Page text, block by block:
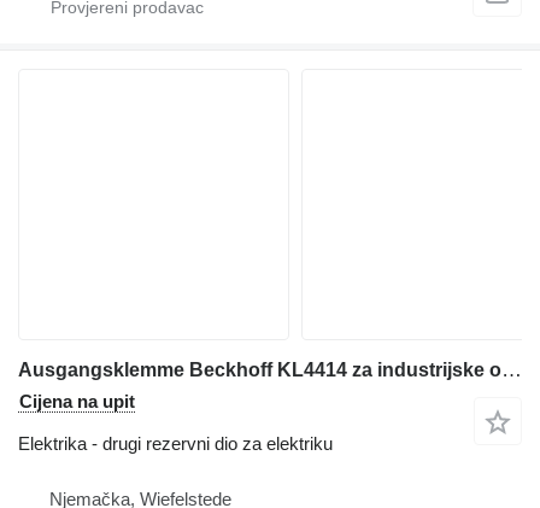
Ausgangsklemme Beckhoff KL4414 za industrijske opreme
Cijena na upit
Elektrika - drugi rezervni dio za elektriku
Njemačka, Wiefelstede